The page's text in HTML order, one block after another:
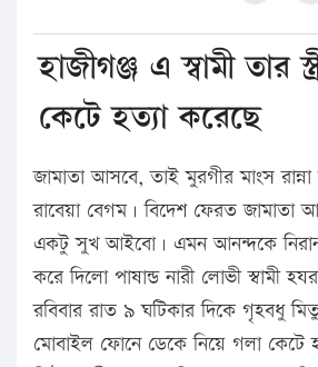
হাজীগঞ্জ এ স্বামী তার
কেটে হত্যা করেছে
জামাতা আসবে, তাই মুরগীর মাংস রান্না
রাবেয়া বেগম। বিদেশ ফেরত জামাতা
একটু সুখ আইবো। এমন আনন্দকে
করে দিলো পাষান্ড নারী লোভী স্বামী
রবিবার রাত ৯ ঘটিকার দিকে গৃহবধু
মোবাইল ফোনে ডেকে নিয়ে গলা কেটে